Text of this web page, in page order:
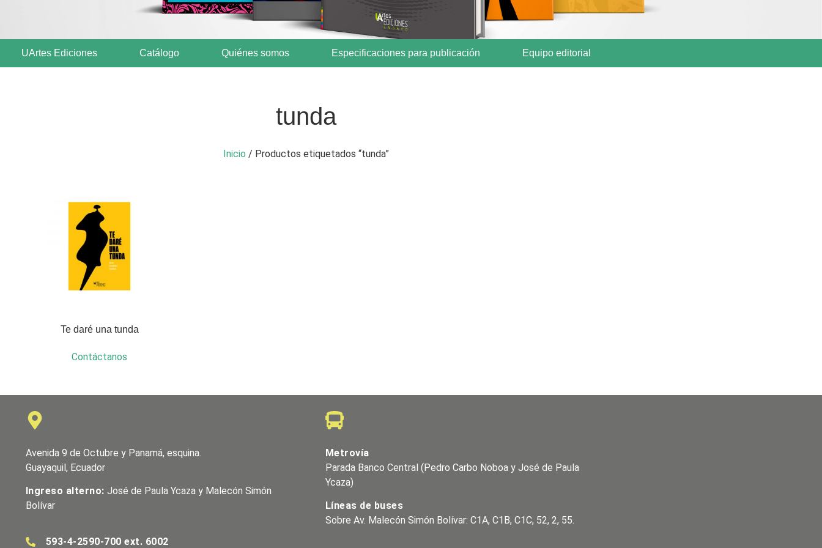
UArtes Ediciones Catálogo Quiénes somos Especificaciones para publicación Equipo editorial
tunda
Inicio / Productos etiquetados “tunda”
Te daré una tunda
Contáctanos
Avenida 9 de Octubre y Panamá, esquina.
Guayaquil, Ecuador
Ingreso alterno: José de Paula Ycaza y Malecón Simón
Bolívar
593-4-2590-700 ext. 6002
Metrovía
Parada Banco Central (Pedro Carbo Noboa y José de Paula
Ycaza)
Líneas de buses
Sobre Av. Malecón Simón Bolívar: C1A, C1B, C1C, 52, 2, 55.